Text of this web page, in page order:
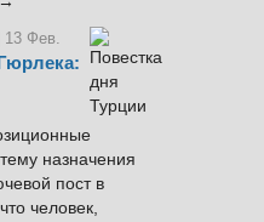
| 13 Фев.
назначения
пост в
человек,